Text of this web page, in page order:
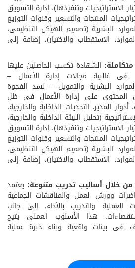
الاستراتيجيات وتنفيذها)، إدارة التسويق
المنتجات والتسعير وقنوات التوزيع
البشرية (تصميم الهيكل التنظيمى،
الاستقطاب والاختيار)، إضافة إلى
الشهادة تكسب الحاصلين عليها
فى غالبية مجالات إدارة الأعمال –
البشرية والتمويل – لسد الفجوة
المحتوى على إدارة الأعمال فى ظل
المدير، التحديات الداخلية والخارجية،
(تحليل البيئة الداخلية والخارجية،
الاستراتيجيات وتنفيذها)، إدارة التسويق
المنتجات والتسعير وقنوات التوزيع
البشرية (تصميم الهيكل التنظيمى،
الاستقطاب والاختيار)، إضافة إلى
من خلال أساليب تدريب متنوعة: يعتمد
وورش العمل والمناقشات الجماعية
والتدريب بالأداء، إلى جانب
هذا الأسلوب العملى يتيح
فى بيئات واقعية وبناء خبرة عملية